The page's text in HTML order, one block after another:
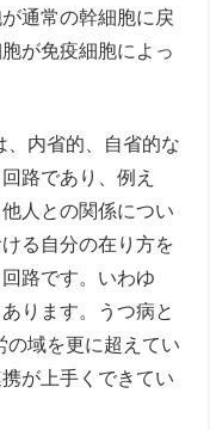
通常の幹細胞に戻
が免疫細胞によっ
内省的、自省的な
路であり、例え
人との関係につい
る自分の在り方を
路です。いわゆ
ります。うつ病と
の域を更に超えてい
が上手くできてい